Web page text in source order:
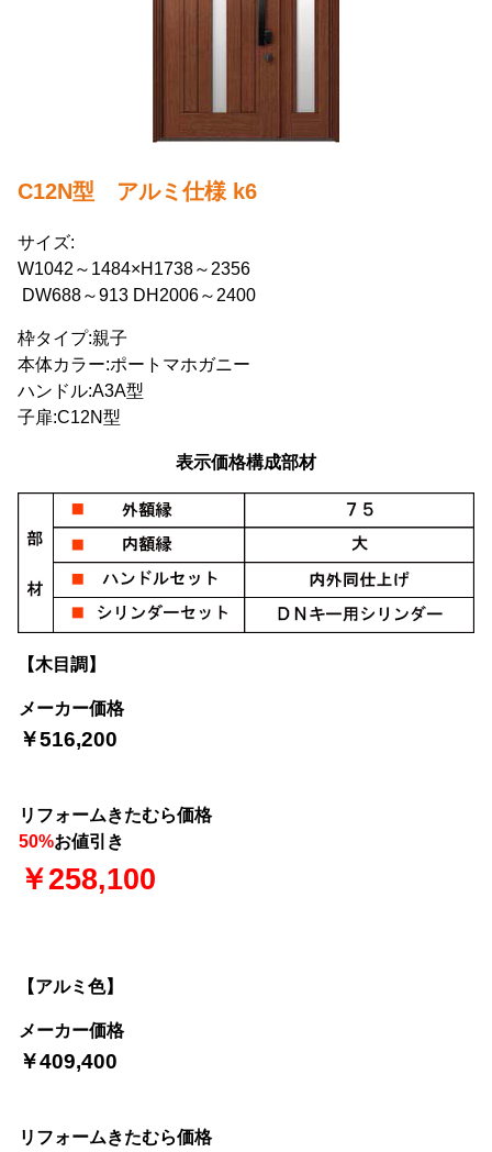
C12N型 アルミ仕様 k6
サイズ:
W1042～1484×H1738～2356
DW688～913 DH2006～2400
枠タイプ:親子
本体カラー:ポートマホガニー
ハンドル:A3A型
子扉:C12N型
表示価格構成部材
【木目調】
メーカー価格
￥516,200
リフォームきたむら価格
50%お値引き
￥258,100
【アルミ色】
メーカー価格
￥409,400
リフォームきたむら価格